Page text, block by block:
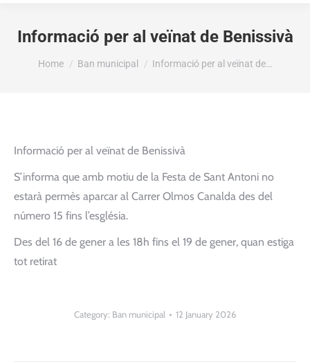
Informació per al veïnat de Benissivà
You are here:
Home Ban municipal Informació per al veïnat de…
Informació per al veïnat de Benissivà
S’informa que amb motiu de la Festa de Sant Antoni no
estarà permès aparcar al Carrer Olmos Canalda des del
número 15 fins l’església.
Des del 16 de gener a les 18h fins el 19 de gener, quan estiga
tot retirat
Category: Ban municipal 12 January 2026